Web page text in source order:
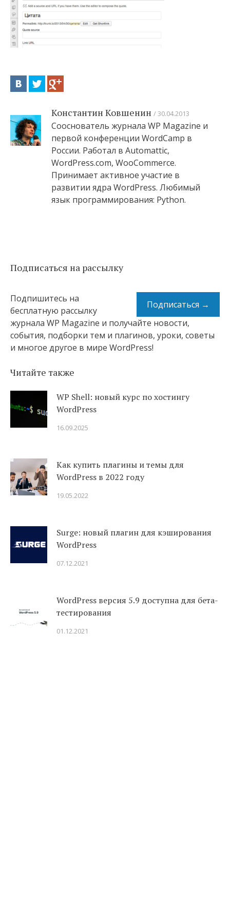
Константин Ковшенин 30.04.2013
Сооснователь журнала WP Magazine и
первой конференции WordCamp в
России. Работал в Automattic,
WordPress.com, WooCommerce.
Принимает активное участие в
развитии ядра WordPress. Любимый
язык программирования: Python.
Подписаться на рассылку
Подписаться →
Подпишитесь на
бесплатную рассылку
журнала WP Magazine и получайте новости,
события, подборки тем и плагинов, уроки, советы
и многое другое в мире WordPress!
Читайте также
WP Shell: новый курс по хостингу
WordPress
16.09.2025
Как купить плагины и темы для
WordPress в 2022 году
19.05.2022
Surge: новый плагин для кэширования
WordPress
07.12.2021
WordPress версия 5.9 доступна для бета-
тестирования
01.12.2021